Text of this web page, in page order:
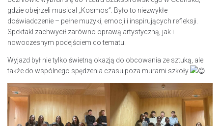
gdzie obejrzeli musical „Kosmos”. Było to niezwykłe
doświadczenie – pełne muzyki, emocji i inspirujących refleksji.
Spektakl zachwycił zarówno oprawą artystyczną, jak i
nowoczesnym podejściem do tematu.
Wyjazd był nie tylko świetną okazją do obcowania ze sztuką, ale
także do wspólnego spędzenia czasu poza murami szkoły